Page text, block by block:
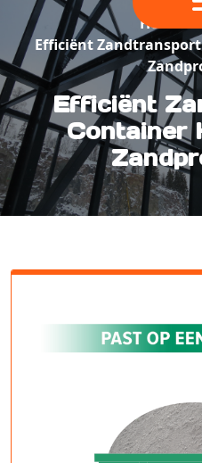
Home
Efficiënt
Efficiënt
Container